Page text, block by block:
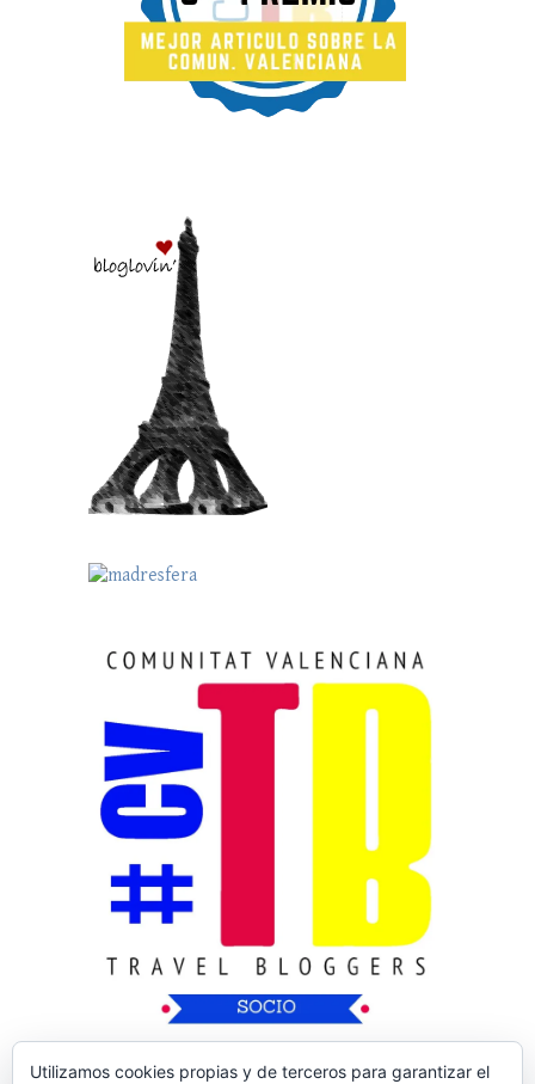
Utilizamos cookies propias y de terceros para garantizar el